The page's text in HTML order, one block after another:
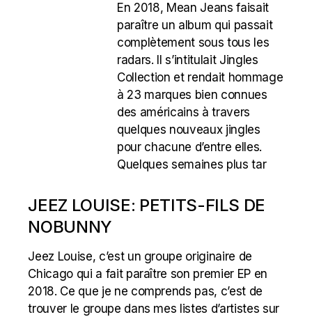
En 2018, Mean Jeans faisait
paraître un album qui passait
complètement sous tous les
radars. Il s’intitulait Jingles
Collection et rendait hommage
à 23 marques bien connues
des américains à travers
quelques nouveaux jingles
pour chacune d’entre elles.
Quelques semaines plus tar
JEEZ LOUISE: PETITS-FILS DE
NOBUNNY
Jeez Louise, c’est un groupe originaire de
Chicago qui a fait paraître son premier EP en
2018. Ce que je ne comprends pas, c’est de
trouver le groupe dans mes listes d’artistes sur